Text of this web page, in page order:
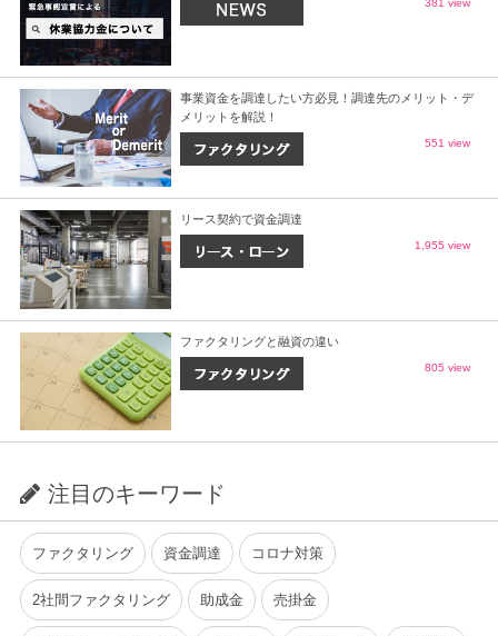
381 view
事業資金を調達したい方必見！調達先のメリット・デ
メリットを解説！
551 view
リース契約で資金調達
1,955 view
ファクタリングと融資の違い
805 view
注目のキーワード
ファクタリング 資金調達 コロナ対策
2社間ファクタリング 助成金 売掛金